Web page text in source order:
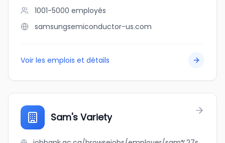
1001-5000 employés
samsungsemiconductor-us.com
Voir les emplois et détails
Sam's Variety